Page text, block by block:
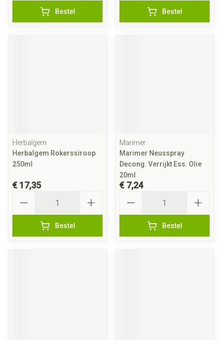
Bestel Bestel
Herbalgem
Herbalgem Rokerssiroop
250ml
€ 17,35
Bestel
Marimer
Marimer Neusspray
Decong. Verrijkt Ess. Olie
20ml
€ 7,24
Bestel